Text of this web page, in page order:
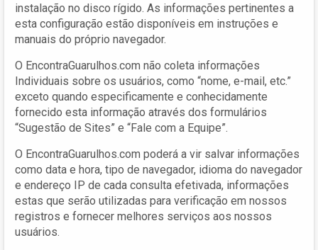
instalação no disco rígido. As informações pertinentes a
esta configuração estão disponíveis em instruções e
manuais do próprio navegador.
O EncontraGuarulhos.com não coleta informações
Individuais sobre os usuários, como “nome, e-mail, etc.”
exceto quando especificamente e conhecidamente
fornecido esta informação através dos formulários
“Sugestão de Sites” e “Fale com a Equipe”.
O EncontraGuarulhos.com poderá a vir salvar informações
como data e hora, tipo de navegador, idioma do navegador
e endereço IP de cada consulta efetivada, informações
estas que serão utilizadas para verificação em nossos
registros e fornecer melhores serviços aos nossos
usuários.